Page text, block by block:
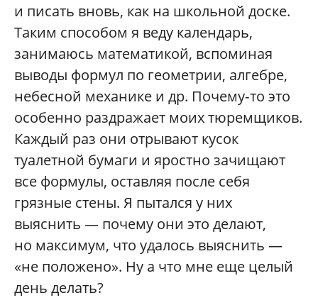
и писать вновь, как на школьной доске.
Таким способом я веду календарь,
занимаюсь математикой, вспоминая
выводы формул по геометрии, алгебре,
небесной механике и др. Почему‑то это
особенно раздражает моих тюремщиков.
Каждый раз они отрывают кусок
туалетной бумаги и яростно зачищают
все формулы, оставляя после себя
грязные стены. Я пытался у них
выяснить — почему они это делают,
но максимум, что удалось выяснить —
«не положено». Ну а что мне еще целый
день делать?